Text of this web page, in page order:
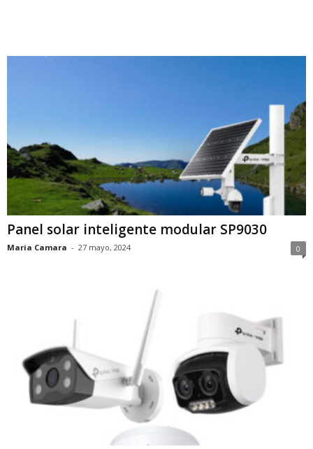
Panel solar inteligente modular SP9030
Maria Camara - 27 mayo, 2024 0